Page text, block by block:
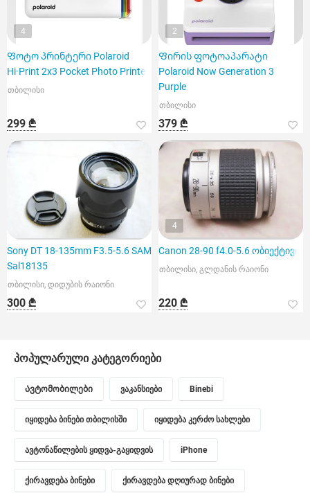
4
Ფოტო პრინტერი Polaroid
Hi·Print 2x3 Pocket Photo Printer
თბილისი
299 ₾
2
Ფირის ფოტოაპარატი
Polaroid Now Generation 3
Purple
თბილისი
379 ₾
Sony DT 18-135mm F3.5-5.6 SAM
Sal18135
თბილისი, დიდუბის რაიონი
300 ₾
4
Canon 28-90 f4.0-5.6 ობიექტივი
თბილისი, გლდანის რაიონი
220 ₾
პოპულარული კატეგორიები
Ავტომობილები ვაკანსიები Binebi
იყიდება ბინები თბილისში იყიდება კერძო სახლები
ავტონაწილების ყიდვა-გაყიდვის iPhone
ქირავდება ბინები ქირავდება დღიურად ბინები